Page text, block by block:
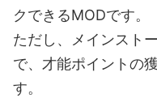
クできるMODです。
ただし、メインスト
で、才能ポイントの
す。